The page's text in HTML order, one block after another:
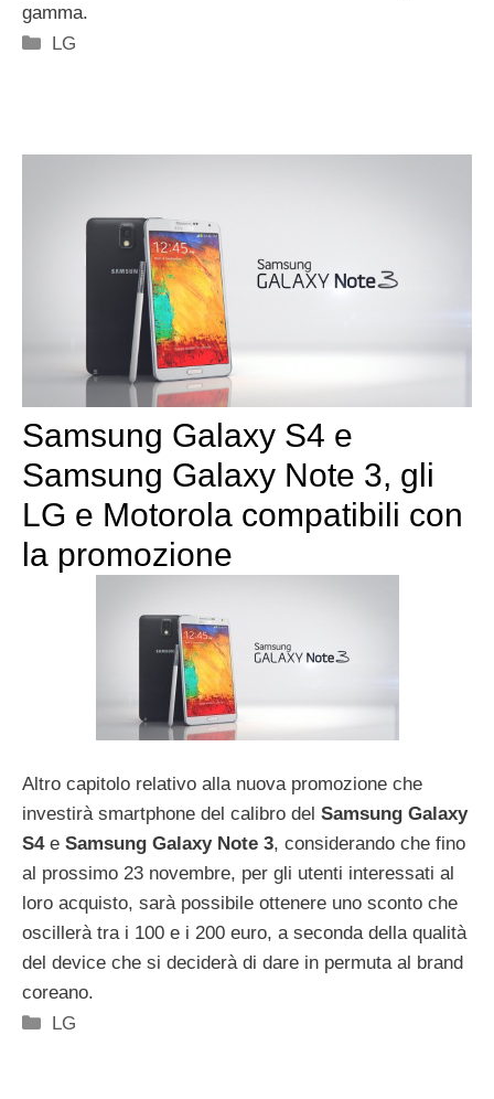
gamma.
Categorie
LG
Samsung Galaxy S4 e
Samsung Galaxy Note 3, gli
LG e Motorola compatibili con
la promozione
Altro capitolo relativo alla nuova promozione che
investirà smartphone del calibro del Samsung Galaxy
S4e Samsung Galaxy Note 3, considerando che fino
al prossimo 23 novembre, per gli utenti interessati al
loro acquisto, sarà possibile ottenere uno sconto che
oscillerà tra i 100 e i 200 euro, a seconda della qualità
del device che si deciderà di dare in permuta al brand
coreano.
Categorie
LG